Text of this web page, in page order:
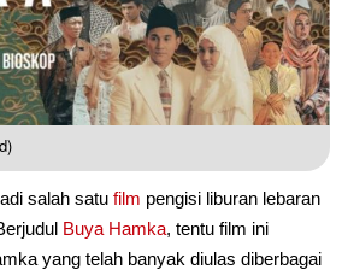
salah satu film pengisi liburan lebaran
Buya Hamka, tentu film ini
yang telah banyak diulas diberbagai